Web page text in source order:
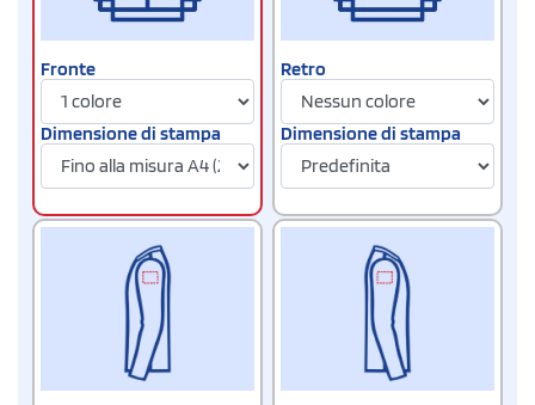
Fronte
Dimensione di stampa
Retro
Dimensione di stampa